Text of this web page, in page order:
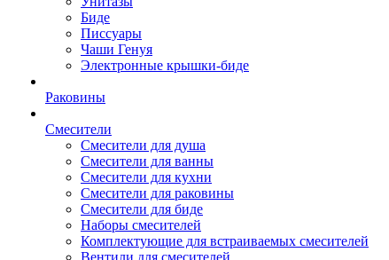
Биде
Писсуары
Чаши Генуя
Электронные крышки-биде
Раковины
Смесители
Смесители для душа
Смесители для ванны
Смесители для кухни
Смесители для раковины
Смесители для биде
Наборы смесителей
Комплектующие для встраиваемых смесителей
Вентили для смесителей